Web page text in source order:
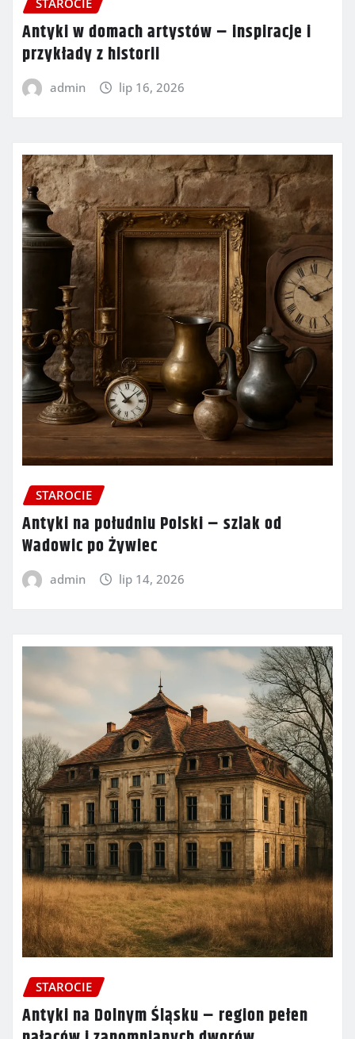
STAROCIE
Antyki w domach artystów – inspiracje i
przykłady z historii
admin lip 16, 2026
STAROCIE
Antyki na południu Polski – szlak od
Wadowic po Żywiec
admin lip 14, 2026
STAROCIE
Antyki na Dolnym Śląsku – region pełen